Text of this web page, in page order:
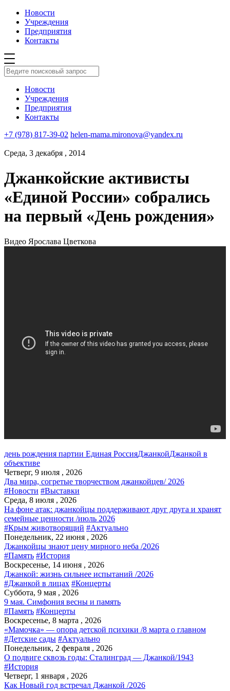
Новости
Учреждения
Предприятия
Контакты
Новости
Учреждения
Предприятия
Контакты
+7 (978) 817-39-02 helen-mama.mironova@yandex.ru
Среда, 3 декабря , 2014
Джанкойские активисты
«Единой России» собрались
на первый «День рождения»
Видео Ярослава Цветкова
день рождения партии Единая РоссияДжанкойДжанкой в
объективе
Четверг, 9 июля , 2026
Два мира, согретые творчеством джанкойцев/ 2026
#Новости #Выставки
Среда, 8 июля , 2026
На фоне атак: джанкойцы поддерживают друг друга и хранят
семейные ценности /июль 2026
#Крым животворящий #Актуально
Понедельник, 22 июня , 2026
Джанкойцы знают цену мирного неба /2026
#Память #История
Воскресенье, 14 июня , 2026
Джанкой: жизнь сильнее испытаний /2026
#Джанкой в лицах #Концерты
Суббота, 9 мая , 2026
9 мая. Симфония весны и память
#Память #Концерты
Воскресенье, 8 марта , 2026
«Мамочка» — опора детской психики /8 марта о главном
#Детские сады #Актуально
Понедельник, 2 февраля , 2026
О подвиге сквозь годы: Сталинград — Джанкой/1943
#История
Четверг, 1 января , 2026
Как Новый год встречал Джанкой /2026